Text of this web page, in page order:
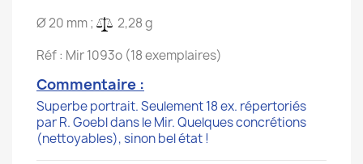
Ø 20 mm ;
2,28 g
Réf : Mir 1093o (18 exemplaires)
Commentaire :
Superbe portrait. Seulement 18 ex. répertoriés
par R. Goebl dans le Mir. Quelques concrétions
(nettoyables), sinon bel état !